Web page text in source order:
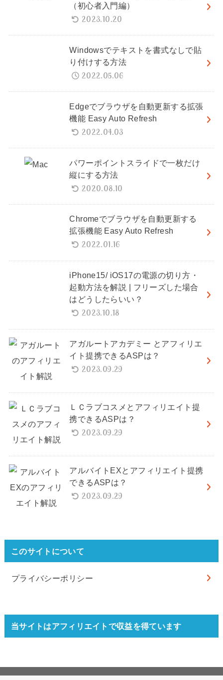
（初心者入門編）
2023.10.20
Windowsでテキストを書式なしで貼
り付けする方法
2022.05.06
Edgeでブラウザを自動更新する拡張
機能 Easy Auto Refresh
2022.04.03
パワーポイントスライドで一枚だけ
縦にする方法
2020.08.10
Chromeでブラウザを自動更新する
拡張機能 Easy Auto Refresh
2022.01.16
iPhone15/ iOS17の電源の切り方・
起動方法を解説 | フリーズした場合
はどうしたらいい？
2023.10.18
アガルートアカデミー とアフィリエ
イト提携できるASPは？
2023.09.29
ＬＣラブコスメとアフィリエイト提
携できるASPは？
2023.09.29
アルバイトEXとアフィリエイト提携
できるASPは？
2023.09.29
このサイトについて
プライバシーポリシー
当サイトはアフィリエイトで収益を得ています